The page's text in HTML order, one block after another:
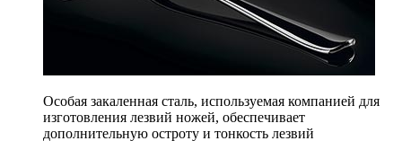
Особая закаленная сталь, используемая компанией для
изготовления лезвий ножей, обеспечивает
дополнительную остроту и тонкость лезвий